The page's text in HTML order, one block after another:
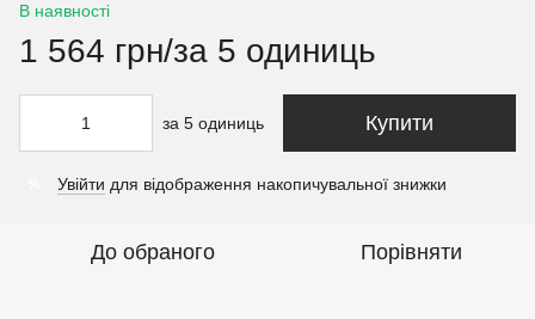
В наявності
1 564 грн/за 5 одиниць
за 5 одиниць Купити
Увійти для відображення накопичувальної знижки
До обраного Порівняти